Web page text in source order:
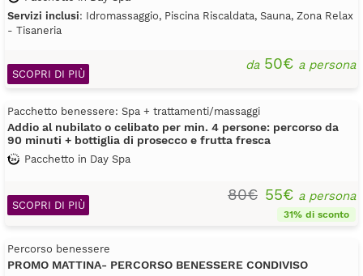
Servizi inclusi: Idromassaggio, Piscina Riscaldata, Sauna, Zona Relax
- Tisaneria
da50€ a persona
SCOPRI DI PIÙ
Pacchetto benessere: Spa + trattamenti/massaggi
Addio al nubilato o celibato per min. 4 persone: percorso da
90 minuti + bottiglia di prosecco e frutta fresca
Pacchetto in Day Spa
80€ 55€ a persona
31% di sconto
SCOPRI DI PIÙ
Percorso benessere
PROMO MATTINA- PERCORSO BENESSERE CONDIVISO